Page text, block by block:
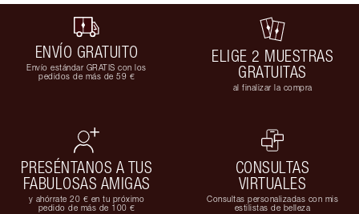
ENVÍO GRATUITO
Envío estándar GRATIS con los
pedidos de más de 59 €
ELIGE 2 MUESTRAS
GRATUITAS
al finalizar la compra
PRESÉNTANOS A TUS
FABULOSAS AMIGAS
y ahórrate 20 € en tu próximo
pedido de más de 100 €
CONSULTAS
VIRTUALES
Consultas personalizadas con mis
estilistas de belleza